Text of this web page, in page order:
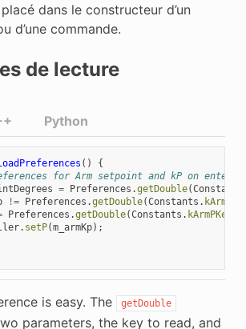
dans le constructeur d’un
d’une commande.
de lecture
()
{
for Arm setpoint and kP on
= Preferences .getDouble(Constants
!= Preferences .getDouble(Constants .
Preferences .getDouble(Constants . kArmPKey
. setP(m_armKp);
Python
is easy. The getDouble
parameters, the key to read, and